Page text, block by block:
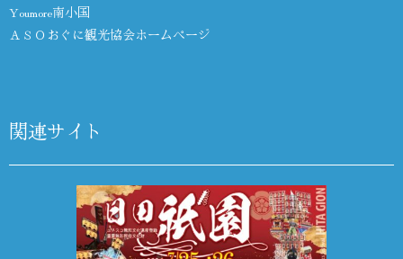
Youmore南小国
ＡＳＯおぐに観光協会ホームページ
関連サイト